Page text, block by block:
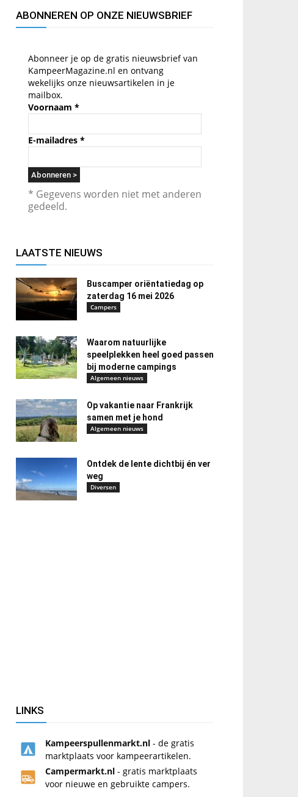
ABONNEREN OP ONZE NIEUWSBRIEF
Abonneer je op de gratis nieuwsbrief van
KampeerMagazine.nl en ontvang
wekelijks onze nieuwsartikelen in je
mailbox.
Voornaam *
E-mailadres *
* Gegevens worden niet met anderen
gedeeld.
LAATSTE NIEUWS
Buscamper oriëntatiedag op
zaterdag 16 mei 2026
Campers
Waarom natuurlijke
speelplekken heel goed passen
bij moderne campings
Algemeen nieuws
Op vakantie naar Frankrijk
samen met je hond
Algemeen nieuws
Ontdek de lente dichtbij én ver
weg
Diversen
LINKS
Kampeerspullenmarkt.nl - de gratis
marktplaats voor kampeerartikelen.
Campermarkt.nl - gratis marktplaats
voor nieuwe en gebruikte campers.